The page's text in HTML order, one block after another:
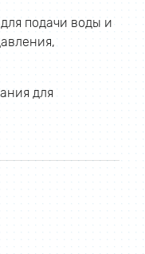
подачи воды и
для